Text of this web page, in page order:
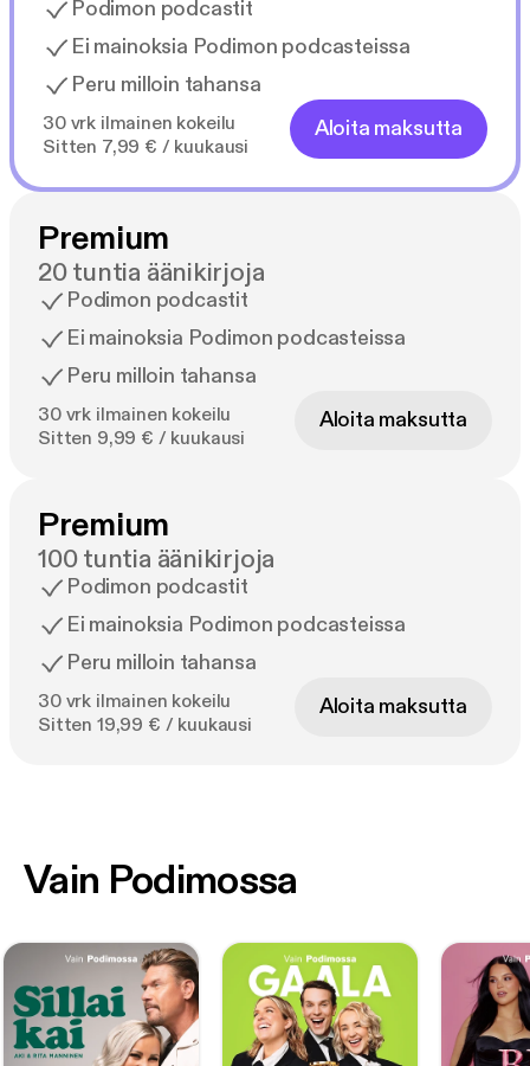
Podimon podcastit
Ei mainoksia Podimon podcasteissa
Peru milloin tahansa
30 vrk ilmainen kokeilu
Sitten 7,99 € / kuukausi
Aloita maksutta
Premium
20 tuntia äänikirjoja
Podimon podcastit
Ei mainoksia Podimon podcasteissa
Peru milloin tahansa
30 vrk ilmainen kokeilu
Sitten 9,99 € / kuukausi
Aloita maksutta
Premium
100 tuntia äänikirjoja
Podimon podcastit
Ei mainoksia Podimon podcasteissa
Peru milloin tahansa
30 vrk ilmainen kokeilu
Sitten 19,99 € / kuukausi
Aloita maksutta
Vain Podimossa